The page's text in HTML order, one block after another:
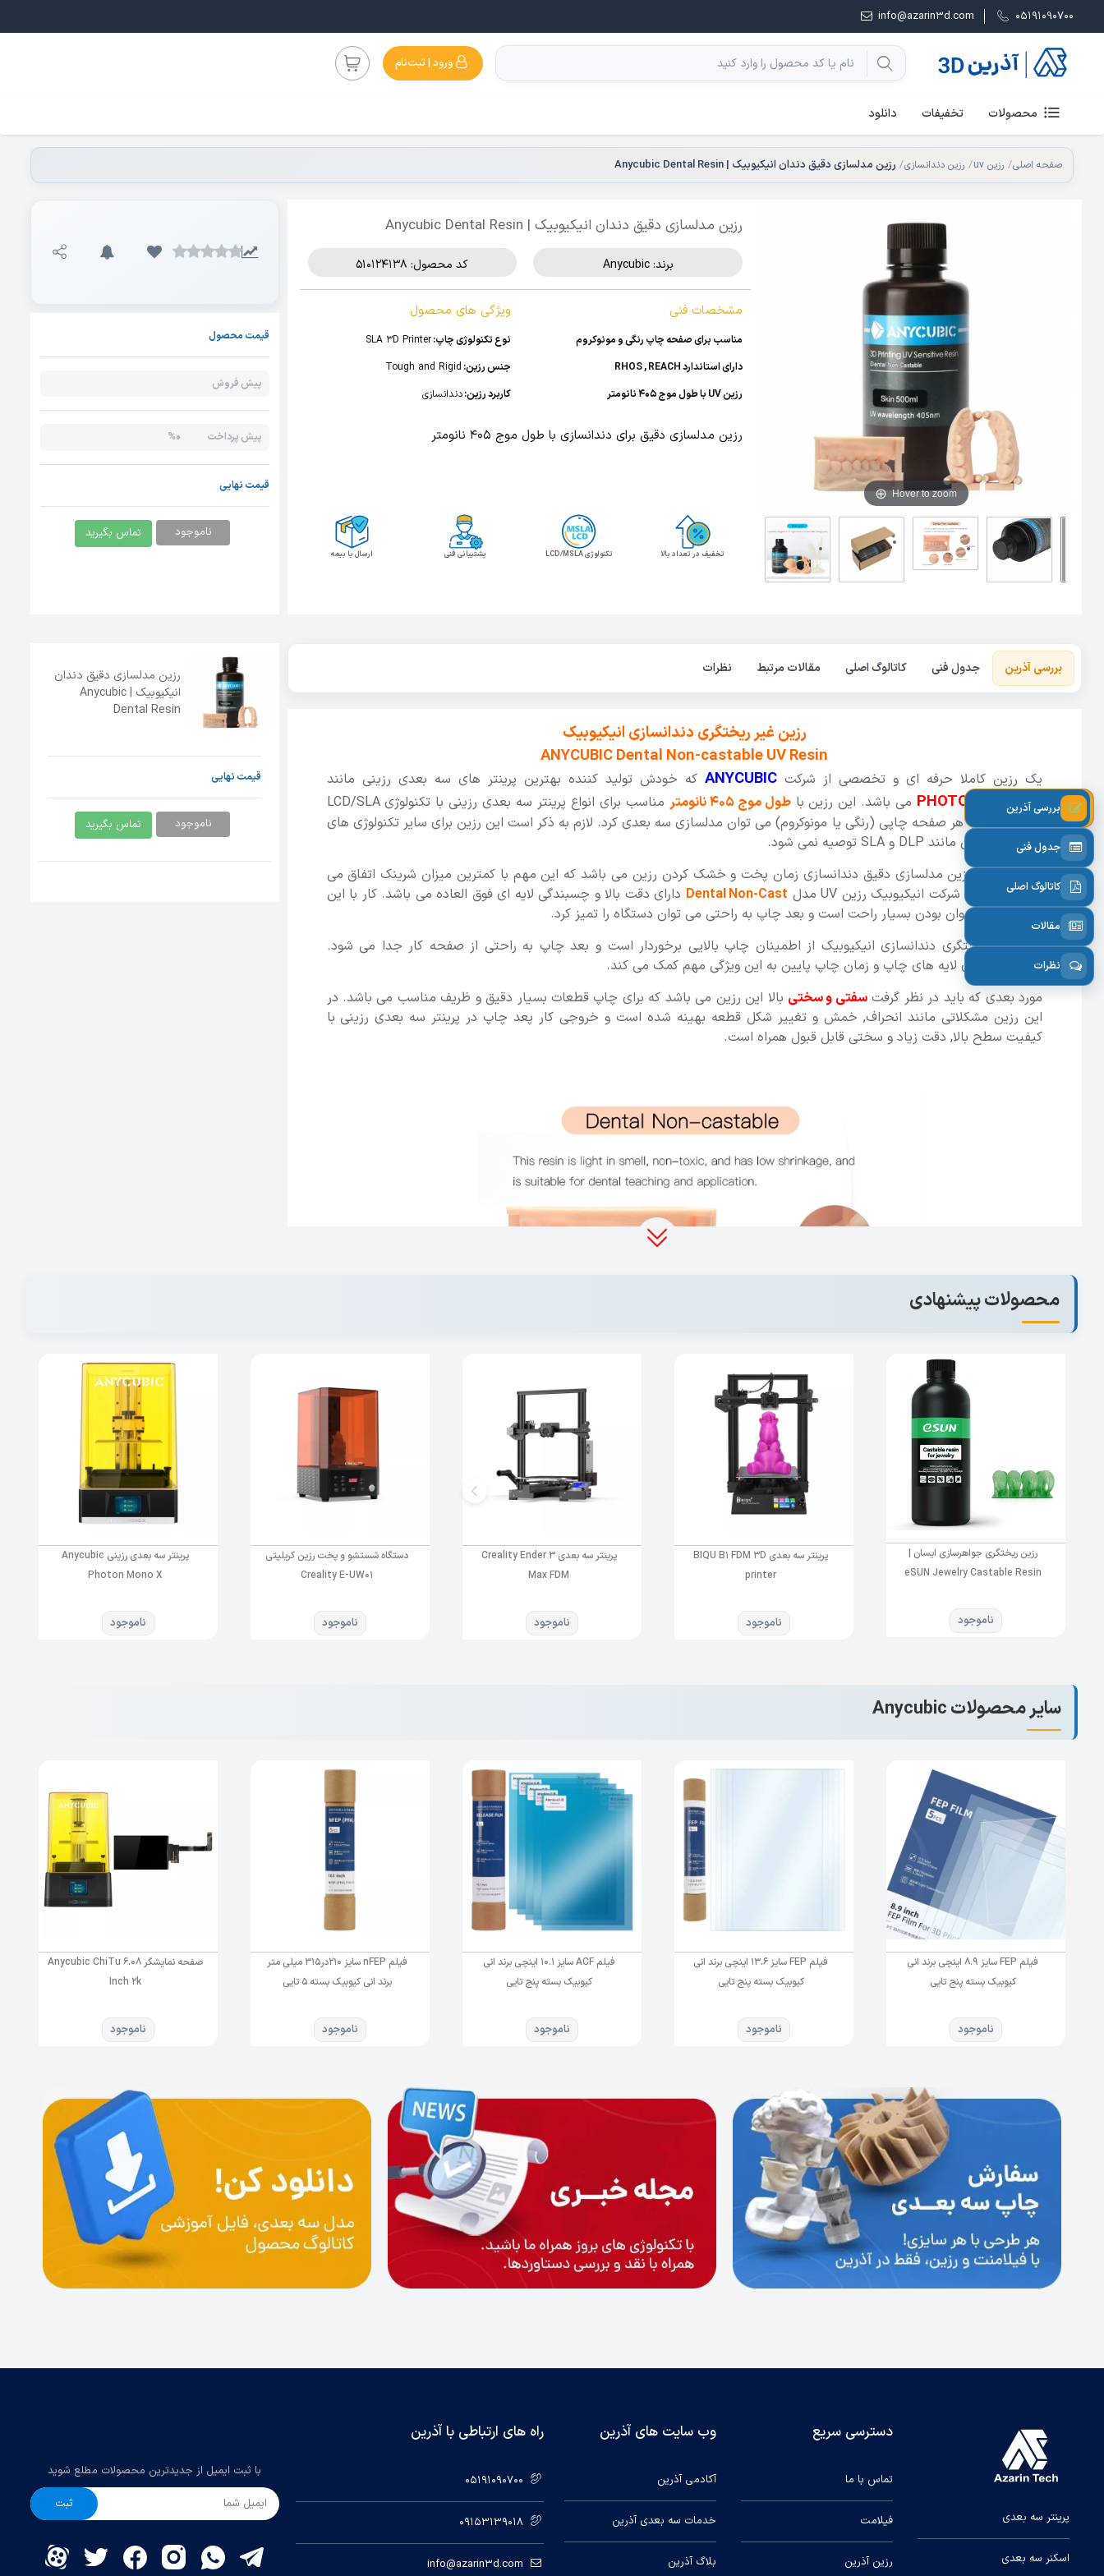
05191090700
info@azarin3d.com
ورود | ثبت‌نام
محصولات تخفیفات دانلود
صفحه اصلی رزین uv رزین دندانسازی رزین مدلسازی دقیق دندان انیکیوبیک | Anycubic Dental Resin
Hover to zoom
رزین مدلسازی دقیق دندان انیکیوبیک | Anycubic Dental Resin
برند:Anycubic کد محصول: 510124138
مشخصات فنی
مناسب برای صفحه چاپ رنگی و مونوکروم
دارای استاندارد RHOS , REACH
رزین UV با طول موج 405 نانومتر
ویژگی های محصول
نوع تکنولوژی چاپ:SLA 3D Printer
جنس رزین: Tough and Rigid
کاربرد رزین:دندانسازی
رزین مدلسازی دقیق برای دندانسازی با طول موج 405 نانومتر
ارسال با بیمه پشتیبانی فنی تکنولوژی LCD/MSLA تخفیف در تعداد بالا
قیمت محصول
پیش فروش
پیش پرداخت 0%
قیمت نهایی
ناموجود تماس بگیرید
بررسی آذرین جدول فنی کاتالوگ اصلی مقالات مرتبط نظرات
رزین غیر ریختگری دندانسازی انیکیوبیک
ANYCUBIC Dental Non-castable UV Resin
یک رزین کاملا حرفه ای و تخصصی از شرکتANYCUBIC که خودش تولید کننده بهترین پرینتر های سه بعدی رزینی مانند
PHOTON MONO X می باشد. این رزین باطول موج 405 نانومتر
مناسب برای انواع پرینتر سه بعدی رزینی با تکنولوژی LCD/SLA
می باشد که با هر صفحه چاپی (رنگی یا مونوکروم) می توان مدلسازی سه بعدی کرد. لازم به ذکر است این رزین برای سایر تکنولوژی های
استریولیتوگرافی مانند DLP و SLA توصیه نمی شود.
از نقاط قوت رزین مدلسازی دقیق دندانسازی زمان پخت و خشک کردن رزین می باشد که این مهم با کمترین میزان شرینک اتفاق می
افتد. به اذهان شرکت انیکیوبیک رزین UV مدل
Dental Non-Cast دارای دقت بالا و چسبندگی لایه ای فوق العاده می باشد. کار با این
رزین به دلیل روان بودن بسیار راحت است و بعد چاپ به راحتی می توان دستگاه را تمیز کرد.
رزین غیر ریختگری دندانسازی انیکیوبیک از اطمینان چاپ بالایی برخوردار است و بعد چاپ به راحتی از صفحه کار جدا می شود.
چسبندگی بالای لایه های چاپ و زمان چاپ پایین به این ویژگی مهم کمک می کند.
مورد بعدی که باید در نظر گرفتسفتی و سختی بالا این رزین می باشد که برای چاپ قطعات بسیار دقیق و ظریف مناسب می باشد. در
این رزین مشکلاتی مانند انحراف, خمش و تغییر شکل قطعه بهینه شده است و خروجی کار پعد چاپ در پرینتر سه بعدی رزینی با
کیفیت سطح بالا, دقت زیاد و سختی قابل قبول همراه است.
رزین مدلسازی دقیق دندان
انیکیوبیک | Anycubic
Dental Resin
قیمت نهایی
ناموجود تماس بگیرید
محصولات پیشنهادی
رزین ریختگری جواهرسازی ایسان |
eSUN Jewelry Castable Resin
ناموجود
پرینتر سه بعدی BIQU B1 FDM 3D
printer
ناموجود
پرینتر سه بعدی Creality Ender 3
Max FDM
ناموجود
دستگاه شستشو و پخت رزین کریلیتی
Creality E-UW01
ناموجود
پرینتر سه بعدی رزینی Anycubic
Photon Mono X
ناموجود
سایر محصولات Anycubic
فیلم FEP سایز 8.9 اینچی برند انی
کیوبیک بسته پنج تایی
ناموجود
فیلم FEP سایز 13.6 اینچی برند انی
کیوبیک بسته پنج تایی
ناموجود
فیلم ACF سایز 10.1 اینچی برند انی
کیوبیک بسته پنج تایی
ناموجود
فیلم nFEP سایز 210در315 میلی متر
برند انی کیوبیک بسته 5 تایی
ناموجود
صفحه نمایشگر Anycubic ChiTu 6.08
Inch 2k
ناموجود
بررسی آذرین
جدول فنی
کاتالوگ اصلی
مقالات
نظرات
پرینتر سه بعدی
اسکنر سه بعدی
دسترسی سریع
تماس با ما
فیلامت
رزین آذرین
وب سایت های آذرین
آکادمی آذرین
خدمات سه بعدی آذرین
بلاگ آذرین
راه های ارتباطی با آذرین
05191090700
09153139018
info@azarin3d.com
با ثبت ایمیل از جدیدترین محصولات مطلع شوید
ثبت